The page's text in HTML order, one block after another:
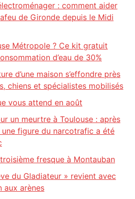
: comment aider
de Gironde depuis le Midi
Métropole ? Ce kit gratuit
d’eau de 30%
d’une maison s’effondre près
chiens et spécialistes mobilisés
vous attend en août
un meurtre à Toulouse : après
figure du narcotrafic a été
fresque à Montauban
du Gladiateur » revient avec
aux arènes